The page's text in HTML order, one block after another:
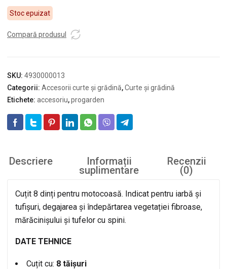
Stoc epuizat
Compară produsul
SKU: 4930000013
Categorii: Accesorii curte și grădină,Curte și grădină
Etichete: accesoriu,progarden
Descriere Informații
suplimentare
Recenzii
(0)
Cuțit 8 dinți pentru motocoasă. Indicat pentru iarbă și
tufișuri, degajarea și îndepărtarea vegetației fibroase,
mărăcinișului și tufelor cu spini.
DATE TEHNICE
Cuțit cu: 8 tăișuri